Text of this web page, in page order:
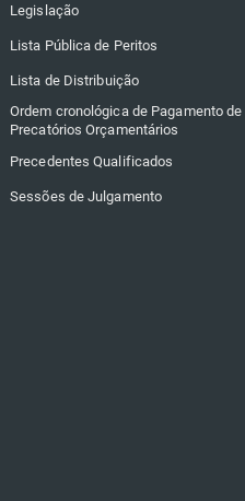
Legislação
Lista Pública de Peritos
Lista de Distribuição
Ordem cronológica de Pagamento de
Precatórios Orçamentários
Precedentes Qualificados
Sessões de Julgamento